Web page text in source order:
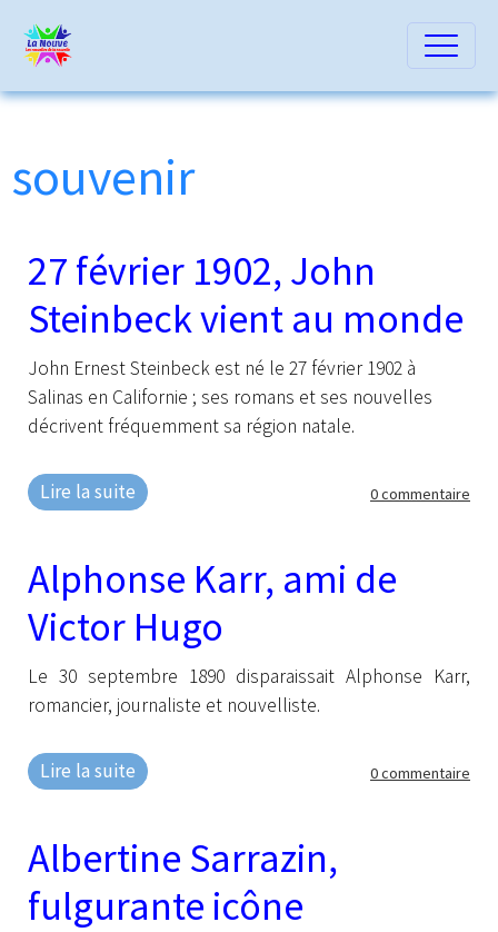
souvenir
27 février 1902, John
Steinbeck vient au monde
John Ernest Steinbeck est né le 27 février 1902 à
Salinas en Californie ; ses romans et ses nouvelles
décrivent fréquemment sa région natale.
Lire la suite 0 commentaire
Alphonse Karr, ami de
Victor Hugo
Le 30 septembre 1890 disparaissait Alphonse Karr,
romancier, journaliste et nouvelliste.
Lire la suite 0 commentaire
Albertine Sarrazin,
fulgurante icône